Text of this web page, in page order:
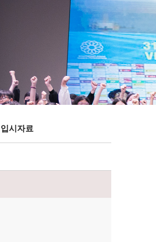
교직원현황
학생현황
위치/전화
전경사진
시자료